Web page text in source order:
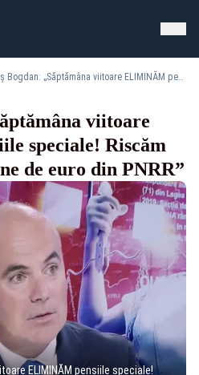
Rareș Bogdan: „Săptămâna viitoare ELIMINĂM pensiile speciale! Riscăm să pierdem milioane de euro din PNRR”
viitoare
speciale! Riscăm
de euro din PNRR”
ELIMINĂM pensiile speciale!